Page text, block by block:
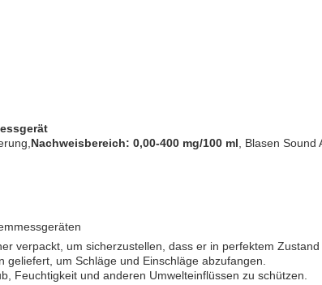
Nachweisbereich: 0,00-400 mg/100 ml , Blasen
verpackt, um sicherzustellen, dass er in perfektem Zustand
um Schläge und Einschläge abzufangen.
Feuchtigkeit und anderen Umwelteinflüssen zu schützen.